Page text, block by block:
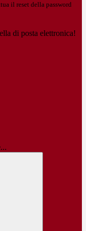
il reset della password
di posta elettronica!